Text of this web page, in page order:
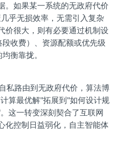
。如果某一系统的无政府代价
乎无损效率，无需引入复杂
价很大，则有必要通过机制设
收费）、资源配额或优先级
衡靠拢。
私路由到无政府代价，算法博
算最优解"拓展到"如何设计规
这一转变深刻契合了互联网
化控制日益弱化，自主智能体